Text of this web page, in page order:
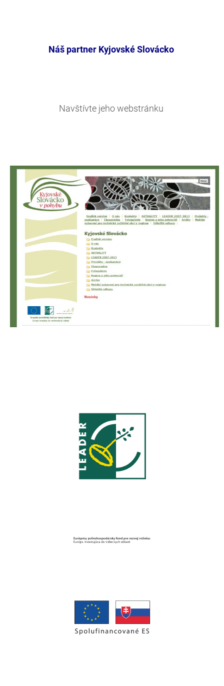
Náš partner Kyjovské Slovácko
Navštívte jeho webstránku